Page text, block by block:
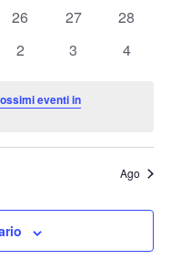
0
26
0
27
0
28
0
2
0
3
0
4
eventi in
Ago